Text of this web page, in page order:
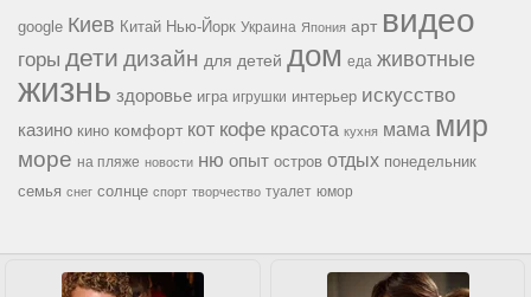
google Киев Китай Нью-Йорк Украина Япония арт видео
горы дети дизайн для детей дом еда животные
жизнь здоровье игра игрушки интерьер искусство
казино кино комфорт кот кофе красота кухня мама мир
море на пляже новости ню опыт остров отдых понедельник
семья снег солнце спорт творчество туалет юмор